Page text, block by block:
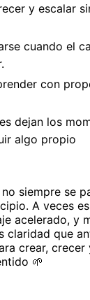
y escalar
cuando el
con
dejan los
algo propio
siempre se
A veces
acelerado, y
claridad que
crear,
🌱